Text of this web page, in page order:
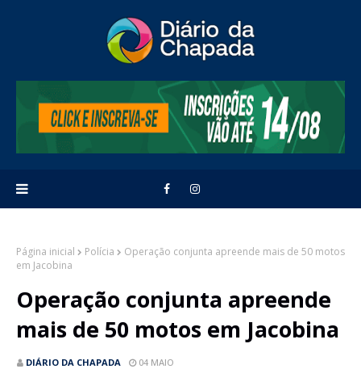
Página inicial Polícia
Operação conjunta apreende mais de 50 motos
em Jacobina
Operação conjunta apreende
mais de 50 motos em Jacobina
DIÁRIO DA CHAPADA 04 MAIO